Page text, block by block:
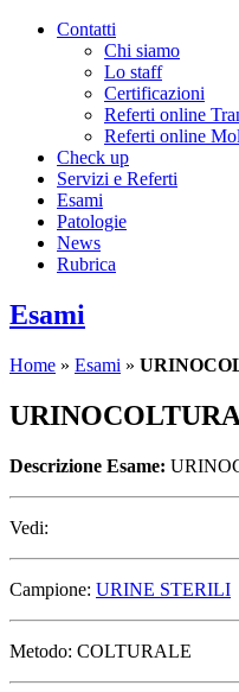
Contatti
Chi siamo
Lo staff
Certificazioni
Referti online
Referti online
Check up
Servizi e Referti
Esami
Patologie
News
Rubrica
Esami
Home » Esami »
URINOCOLTURA
Descrizione Esame:
Vedi:
Campione: URINE STERILI
Metodo: COLTURALE